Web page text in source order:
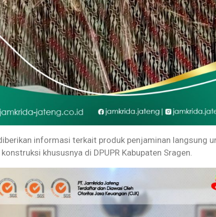
informasi terkait produk penjaminan langsung
khususnya di DPUPR Kabupaten Sragen.